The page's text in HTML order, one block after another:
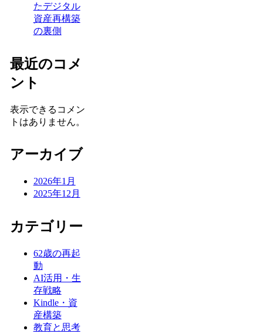
たデジタル
資産再構築
の裏側
最近のコメ
ント
表示できるコメン
トはありません。
アーカイブ
2026年1月
2025年12月
カテゴリー
62歳の再起
動
AI活用・生
存戦略
Kindle・資
産構築
教育と思考